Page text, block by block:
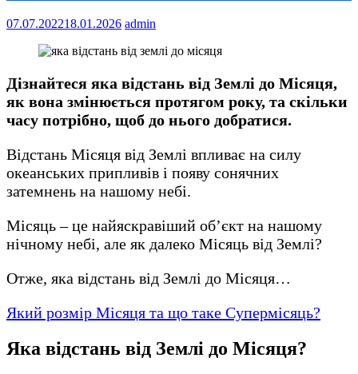
07.07.202218.01.2026 admin
Дізнайтеся яка відстань від Землі до Місяця,
як вона змінюється протягом року, та скільки
часу потрібно, щоб до нього добратися.
Відстань Місяця від Землі впливає на силу
океанських припливів і появу сонячних
затемнень на нашому небі.
Місяць – це найяскравіший об’єкт на нашому
нічному небі, але як далеко Місяць від Землі?
Отже, яка відстань від Землі до Місяця…
Який розмір Місяця та що таке Супермісяць?
Яка відстань від Землі до Місяця?